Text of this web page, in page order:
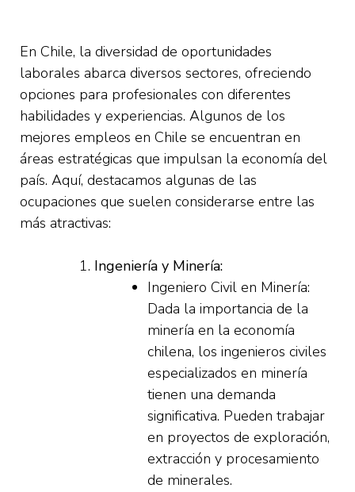
En Chile, la diversidad de oportunidades
laborales abarca diversos sectores, ofreciendo
opciones para profesionales con diferentes
habilidades y experiencias. Algunos de los
mejores empleos en Chile se encuentran en
áreas estratégicas que impulsan la economía del
país. Aquí, destacamos algunas de las
ocupaciones que suelen considerarse entre las
más atractivas:
Ingeniería y Minería:
Ingeniero Civil en Minería:
Dada la importancia de la
minería en la economía
chilena, los ingenieros civiles
especializados en minería
tienen una demanda
significativa. Pueden trabajar
en proyectos de exploración,
extracción y procesamiento
de minerales.